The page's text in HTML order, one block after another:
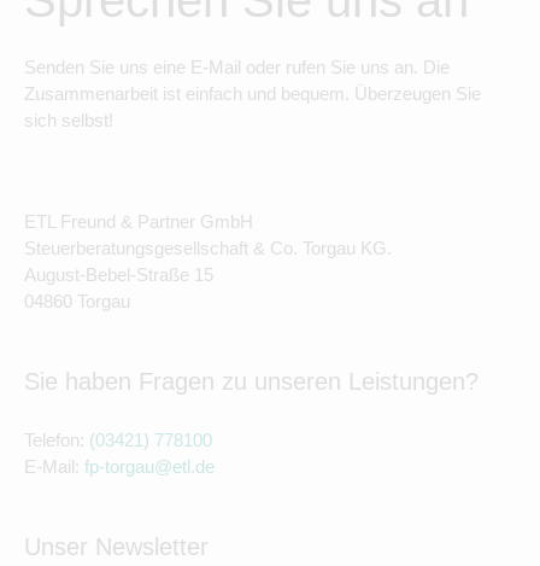
Senden Sie uns eine E-Mail oder rufen Sie uns an. Die
Zusammenarbeit ist einfach und bequem. Überzeugen Sie
sich selbst!
ETL Freund & Partner GmbH
Steuerberatungsgesellschaft & Co. Torgau KG.
August-Bebel-Straße 15
04860 Torgau
Sie haben Fragen zu unseren Leistungen?
Telefon: (03421) 778100
E-Mail: fp-torgau@etl.de
Unser Newsletter